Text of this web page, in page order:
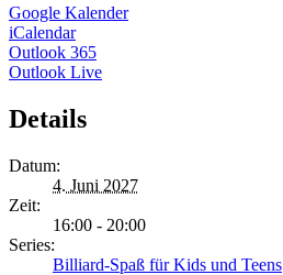
Google Kalender
iCalendar
Outlook 365
Outlook Live
Details
Datum:
4. Juni 2027
Zeit:
16:00 - 20:00
Series:
Billiard-Spaß für Kids und Teens